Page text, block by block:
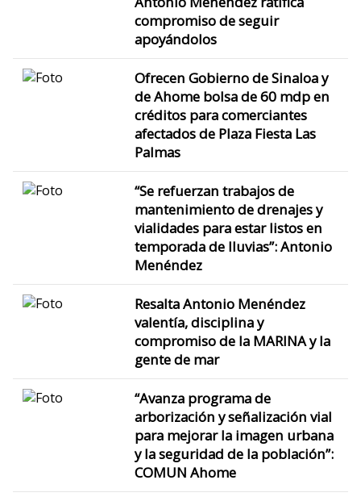
compromiso de seguir
apoyándolos
Ofrecen Gobierno de Sinaloa y
de Ahome bolsa de 60 mdp en
créditos para comerciantes
afectados de Plaza Fiesta Las
Palmas
“Se refuerzan trabajos de
mantenimiento de drenajes y
vialidades para estar listos en
temporada de lluvias”: Antonio
Menéndez
Resalta Antonio Menéndez
valentía, disciplina y
compromiso de la MARINA y la
gente de mar
“Avanza programa de
arborización y señalización vial
para mejorar la imagen urbana
y la seguridad de la población”:
COMUN Ahome